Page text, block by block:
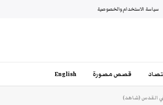
سياسة الاستخدام والخصوصية
قصص مصورة English
القدس (شاهد)